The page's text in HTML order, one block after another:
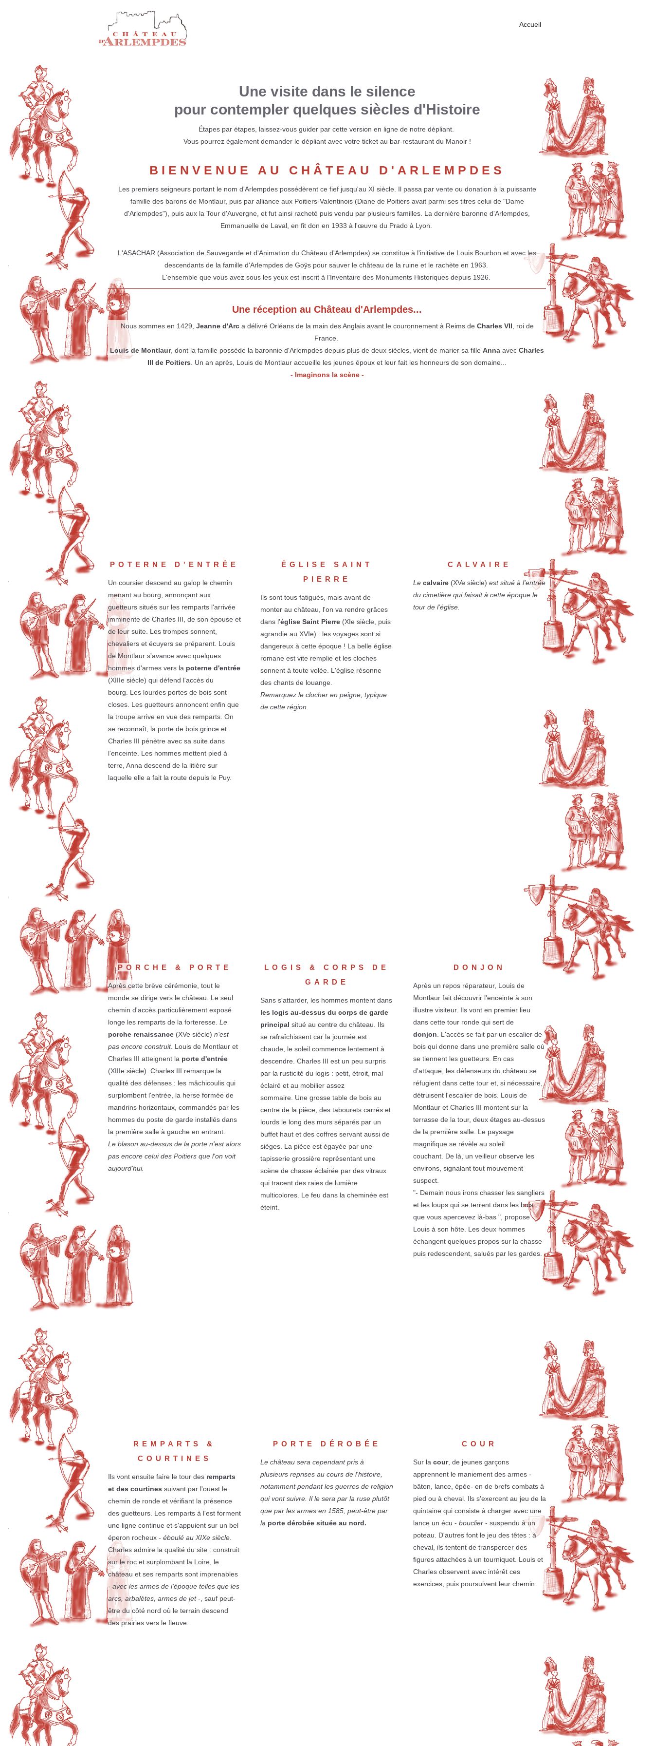
Accueil
Une visite dans le silence
pour contempler quelques siècles d'Histoire
Étapes par étapes, laissez-vous guider par cette version en ligne de notre dépliant.
Vous pourrez également demander le dépliant avec votre ticket au bar-restaurant du Manoir !
BIENVENUE AU CHÂTEAU D'ARLEMPDES
Les premiers seigneurs portant le nom d'Arlempdes possédèrent ce fief jusqu'au XI siècle. Il passa par vente ou donation à la puissante
famille des barons de Montlaur, puis par alliance aux Poitiers-Valentinois (Diane de Poitiers avait parmi ses titres celui de "Dame
d'Arlempdes"), puis aux la Tour d'Auvergne, et fut ainsi racheté puis vendu par plusieurs familles. La dernière baronne d'Arlempdes,
Emmanuelle de Laval, en fit don en 1933 à l'œuvre du Prado à Lyon.
L'ASACHAR (Association de Sauvegarde et d'Animation du Château d'Arlempdes) se constitue à l'initiative de Louis Bourbon et avec les
descendants de la famille d'Arlempdes de Goÿs pour sauver le château de la ruine et le rachète en 1963.
L'ensemble que vous avez sous les yeux est inscrit à l'Inventaire des Monuments Historiques depuis 1926.
Une réception au Château d'Arlempdes...
Nous sommes en 1429, Jeanne d'Arca délivré Orléans de la main des Anglais avant le couronnement à Reims de Charles VII , roi de
France.
Louis de Montlaur, dont la famille possède la baronnie d'Arlempdes depuis plus de deux siècles, vient de marier sa fille Anna avec Charles
III de Poitiers . Un an après, Louis de Montlaur accueille les jeunes époux et leur fait les honneurs de son domaine...
- Imaginons la scène -
POTERNE D'ENTRÉE
Un coursier descend au galop le chemin
menant au bourg, annonçant aux
guetteurs situés sur les remparts l'arrivée
imminente de Charles III, de son épouse et
de leur suite. Les trompes sonnent,
chevaliers et écuyers se préparent. Louis
de Montlaur s'avance avec quelques
hommes d'armes vers la poterne d'entrée
(XIIIe siècle) qui défend l'accès du
bourg. Les lourdes portes de bois sont
closes. Les guetteurs annoncent enfin que
la troupe arrive en vue des remparts. On
se reconnaît, la porte de bois grince et
Charles III pénètre avec sa suite dans
l'enceinte. Les hommes mettent pied à
terre, Anna descend de la litière sur
laquelle elle a fait la route depuis le Puy.
ÉGLISE SAINT
PIERRE
Ils sont tous fatigués, mais avant de
monter au château, l'on va rendre grâces
dans l'église Saint Pierre (XIe siècle, puis
agrandie au XVIe) : les voyages sont si
dangereux à cette époque ! La belle église
romane est vite remplie et les cloches
sonnent à toute volée. L'église résonne
des chants de louange.
Remarquez le clocher en peigne, typique
de cette région.
CALVAIRE
Le calvaire (XVe siècle) est situé à l'entrée
du cimetière qui faisait à cette époque le
tour de l'église.
PORCHE & PORTE
Après cette brève cérémonie, tout le
monde se dirige vers le château. Le seul
chemin d'accès particulièrement exposé
longe les remparts de la forteresse. Le
porche renaissance (XVe siècle) n'est
pas encore construit. Louis de Montlaur et
Charles III atteignent la porte d'entrée
(XIIIe siècle). Charles III remarque la
qualité des défenses : les mâchicoulis qui
surplombent l'entrée, la herse formée de
mandrins horizontaux, commandés par les
hommes du poste de garde installés dans
la première salle à gauche en entrant.
Le blason au-dessus de la porte n'est alors
pas encore celui des Poitiers que l'on voit
aujourd'hui.
LOGIS & CORPS DE
GARDE
Sans s'attarder, les hommes montent dans
les logis au-dessus du corps de garde
principal situé au centre du château. Ils
se rafraîchissent car la journée est
chaude, le soleil commence lentement à
descendre. Charles III est un peu surpris
par la rusticité du logis : petit, étroit, mal
éclairé et au mobilier assez
sommaire. Une grosse table de bois au
centre de la pièce, des tabourets carrés et
lourds le long des murs séparés par un
buffet haut et des coffres servant aussi de
sièges. La pièce est égayée par une
tapisserie grossière représentant une
scène de chasse éclairée par des vitraux
qui tracent des raies de lumière
multicolores. Le feu dans la cheminée est
éteint.
DONJON
Après un repos réparateur, Louis de
Montlaur fait découvrir l'enceinte à son
illustre visiteur. Ils vont en premier lieu
dans cette tour ronde qui sert de
donjon. L'accès se fait par un escalier de
bois qui donne dans une première salle où
se tiennent les guetteurs. En cas
d'attaque, les défenseurs du château se
réfugient dans cette tour et, si nécessaire,
détruisent l'escalier de bois. Louis de
Montlaur et Charles III montent sur la
terrasse de la tour, deux étages au-dessus
de la première salle. Le paysage
magnifique se révèle au soleil
couchant. De là, un veilleur observe les
environs, signalant tout mouvement
suspect.
"- Demain nous irons chasser les sangliers
et les loups qui se terrent dans les bois
que vous apercevez là-bas ", propose
Louis à son hôte. Les deux hommes
échangent quelques propos sur la chasse
puis redescendent, salués par les gardes.
REMPARTS &
COURTINES
Ils vont ensuite faire le tour des remparts
et des courtines suivant par l'ouest le
chemin de ronde et vérifiant la présence
des guetteurs. Les remparts à l'est forment
une ligne continue et s'appuient sur un bel
éperon rocheux - éboulé au XIXe siècle
Charles admire la qualité du site : construit
sur le roc et surplombant la Loire, le
château et ses remparts sont imprenables
- avec les armes de l'époque telles que les
arcs, arbalètes, armes de jet-, sauf peut-
être du côté nord où le terrain descend
des prairies vers le fleuve.
PORTE DÉROBÉE
Le château sera cependant pris à
plusieurs reprises au cours de l'histoire,
notamment pendant les guerres de religion
qui vont suivre. Il le sera par la ruse plutôt
que par les armes en 1585, peut-être par
la porte dérobée située au nord.
COUR
Sur la cour, de jeunes garçons
apprennent le maniement des armes -
bâton, lance, épée- en de brefs combats à
pied ou à cheval. Ils s'exercent au jeu de la
quintaine qui consiste à charger avec une
lance un écu - bouclier- suspendu à un
poteau. D'autres font le jeu des têtes : à
cheval, ils tentent de transpercer des
figures attachées à un tourniquet. Louis et
Charles observent avec intérêt ces
exercices, puis poursuivent leur chemin.